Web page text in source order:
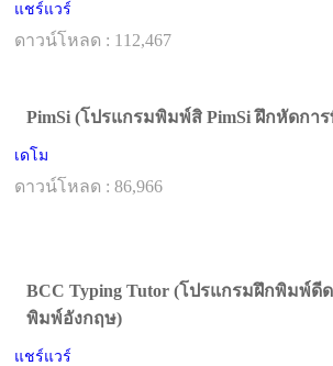
แชร์แวร์
ดาวน์โหลด : 112,467
PimSi (โปรแกรมพิมพ์สิ PimSi ฝึกหัดกา
เดโม
ดาวน์โหลด : 86,966
BCC Typing Tutor (โปรแกรมฝึกพิมพ์ดี
พิมพ์อังกฤษ)
แชร์แวร์